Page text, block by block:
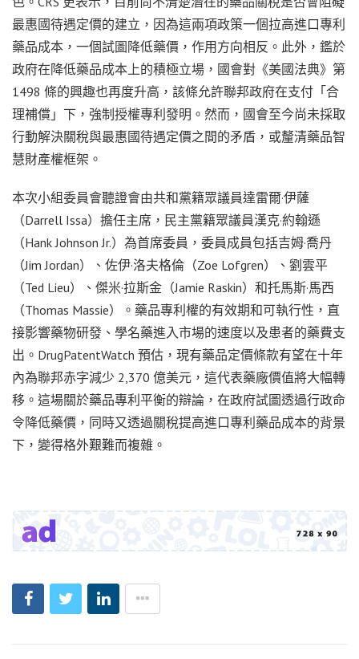
最惠國待遇定價的建立，因為這兩項政策一個拉高進口專利
藥品成本，一個試圖降低藥價，作用方向相反。此外，鑑於
政府在降低藥品成本上的積極立場，國會對《美國法典》第
1498 條的興趣也再度升高，該條允許聯邦政府在支付「合
理補償」下，強制授權專利發明。然而，國會至今尚未採取
行動解決關稅與最惠國待遇定價之間的矛盾，或釐清藥品智
慧財產權框架。
本次小組委員會聽證會由共和黨籍眾議員達雷爾·伊薩
（Darrell Issa）擔任主席，民主黨籍眾議員漢克·約翰遜
（Hank Johnson Jr.）為首席委員，委員成員包括吉姆·喬丹
（Jim Jordan）、佐伊·洛夫格倫（Zoe Lofgren）、劉雲平
（Ted Lieu）、傑米·拉斯金（Jamie Raskin）和托馬斯·馬西
（Thomas Massie）。藥品專利權的有效期和可執行性，直
接影響藥物研發、學名藥進入市場的速度以及患者的藥費支
出。DrugPatentWatch 預估，現有藥品定價條款有望在十年
內為聯邦赤字減少 2,370 億美元，這代表藥廠價值將大幅轉
移。這場關於藥品專利平衡的辯論，在政府試圖透過行政命
令降低藥價，同時又透過關稅提高進口專利藥品成本的背景
下，變得格外艱難而複雜。